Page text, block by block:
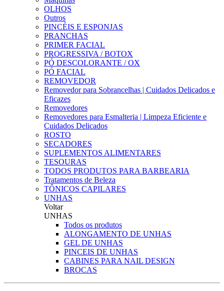
OLHOS
Outros
PINCÉIS E ESPONJAS
PRANCHAS
PRIMER FACIAL
PROGRESSIVA / BOTOX
PÓ DESCOLORANTE / OX
PÓ FACIAL
REMOVEDOR
Removedor para Sobrancelhas | Cuidados Delicados e
Eficazes
Removedores
Removedores para Esmalteria | Limpeza Eficiente e
Cuidados Delicados
ROSTO
SECADORES
SUPLEMENTOS ALIMENTARES
TESOURAS
TODOS PRODUTOS PARA BARBEARIA
Tratamentos de Beleza
TÔNICOS CAPILARES
UNHAS
Voltar
UNHAS
Todos os produtos
ALONGAMENTO DE UNHAS
GEL DE UNHAS
PINCEIS DE UNHAS
CABINES PARA NAIL DESIGN
BROCAS